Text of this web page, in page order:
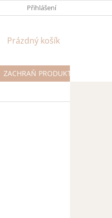
Přihlášení
NÁKUPNÍ
Prázdný košík
ZACHRAŇ PRODUKT